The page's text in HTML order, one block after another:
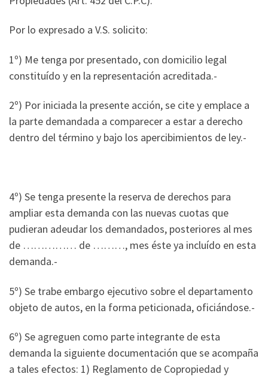
Por lo expresado a V.S. solicito:
1º) Me tenga por presentado, con domicilio legal
constituído y en la representación acreditada.-
2º) Por iniciada la presente acción, se cite y emplace a
la parte demandada a comparecer a estar a derecho
dentro del término y bajo los apercibimientos de ley.-
4º) Se tenga presente la reserva de derechos para
ampliar esta demanda con las nuevas cuotas que
pudieran adeudar los demandados, posteriores al mes
de …………… de ………, mes éste ya incluído en esta
demanda.-
5º) Se trabe embargo ejecutivo sobre el departamento
objeto de autos, en la forma peticionada, oficiándose.-
6º) Se agreguen como parte integrante de esta
demanda la siguiente documentación que se acompaña
a tales efectos: 1) Reglamento de Copropiedad y